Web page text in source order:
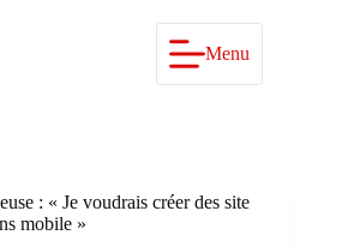
Menu
: « Je voudrais créer des site
mobile »